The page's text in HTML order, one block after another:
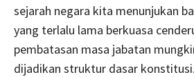
sejarah negara kita menunjukan
yang terlalu lama berkuasa
pembatasan masa jabatan
dijadikan struktur dasar konstitusi.